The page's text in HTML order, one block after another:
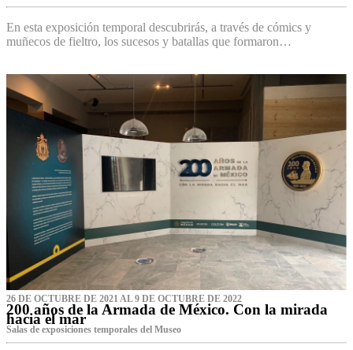
En esta exposición temporal descubrirás, a través de cómics y
muñecos de fieltro, los sucesos y batallas que formaron…
26 DE OCTUBRE DE 2021 AL 9 DE OCTUBRE DE 2022
200 años de la Armada de México. Con la mirada
hacia el mar
Salas de exposiciones temporales del Museo‌